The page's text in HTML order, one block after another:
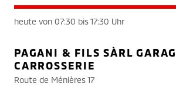
heute von 07:30 bis 17:30 Uhr
PAGANI & FILS SÀRL
CARROSSERIE
Route de Ménières 17